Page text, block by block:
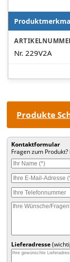
Nr. 229V2A
Produkte
Kontaktformular
Fragen zum
Lieferadresse